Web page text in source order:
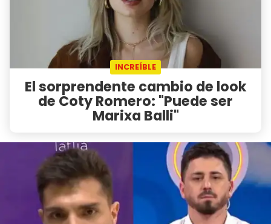
INCREÍBLE
El sorprendente cambio de look
de Coty Romero: "Puede ser
Marixa Balli"